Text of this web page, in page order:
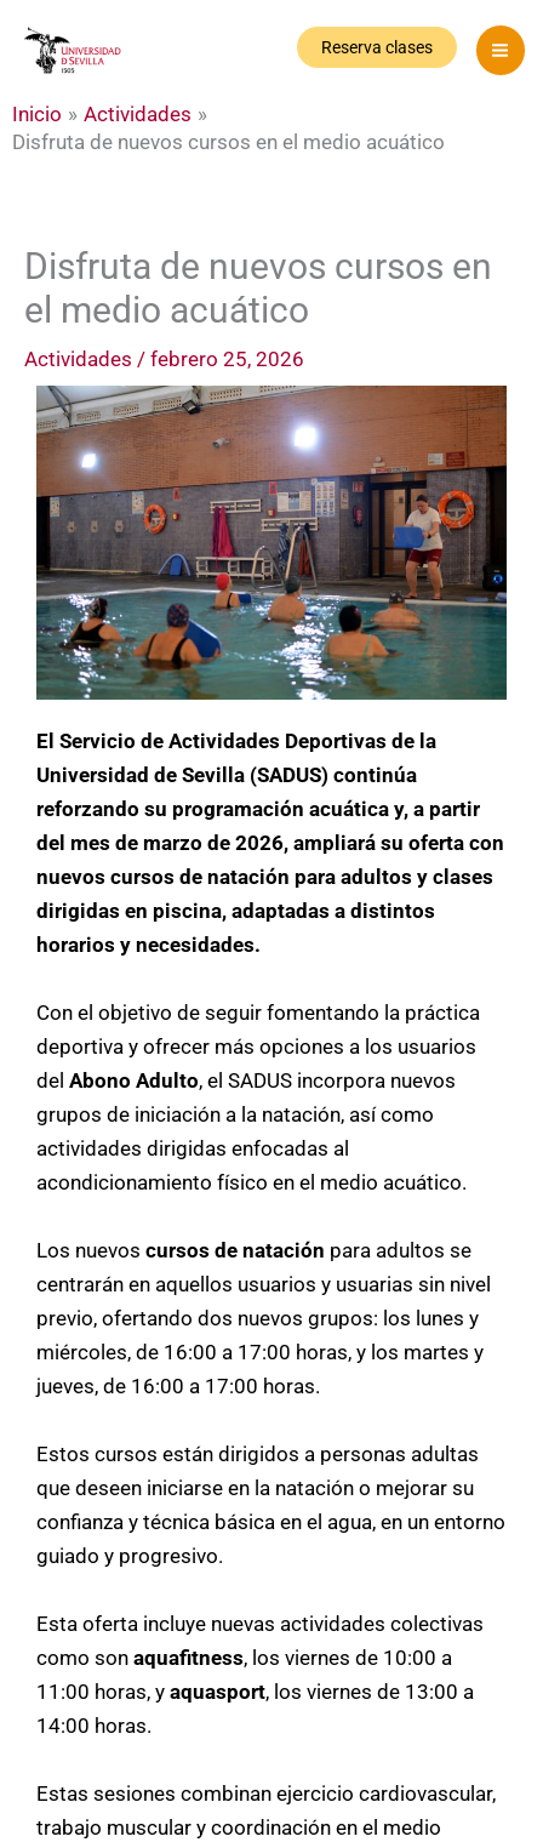
Reserva clases
Inicio
Actividades
Disfruta de nuevos cursos en el medio acuático
Disfruta de nuevos cursos en
el medio acuático
Actividades / febrero 25, 2026
El Servicio de Actividades Deportivas de la
Universidad de Sevilla (SADUS) continúa
reforzando su programación acuática y, a partir
del mes de marzo de 2026, ampliará su oferta con
nuevos cursos de natación para adultos y clases
dirigidas en piscina, adaptadas a distintos
horarios y necesidades.
Con el objetivo de seguir fomentando la práctica
deportiva y ofrecer más opciones a los usuarios
del Abono Adulto, el SADUS incorpora nuevos
grupos de iniciación a la natación, así como
actividades dirigidas enfocadas al
acondicionamiento físico en el medio acuático.
Los nuevos cursos de natación para adultos se
centrarán en aquellos usuarios y usuarias sin nivel
previo, ofertando dos nuevos grupos: los lunes y
miércoles, de 16:00 a 17:00 horas, y los martes y
jueves, de 16:00 a 17:00 horas.
Estos cursos están dirigidos a personas adultas
que deseen iniciarse en la natación o mejorar su
confianza y técnica básica en el agua, en un entorno
guiado y progresivo.
Esta oferta incluye nuevas actividades colectivas
como son aquafitness, los viernes de 10:00 a
11:00 horas, y aquasport, los viernes de 13:00 a
14:00 horas.
Estas sesiones combinan ejercicio cardiovascular,
trabajo muscular y coordinación en el medio